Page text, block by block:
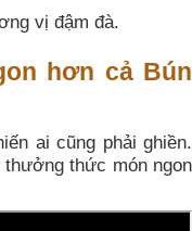
vị đậm đà.
hơn cả Bún
ai cũng phải ghiền.
thức món ngon